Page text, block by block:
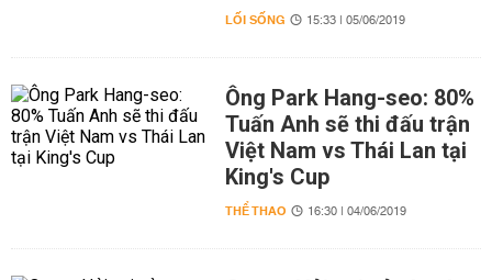
LỐI SỐNG 15:33 | 05/06/2019
Ông Park Hang-seo: 80%
Tuấn Anh sẽ thi đấu trận
Việt Nam vs Thái Lan tại
King's Cup
THỂ THAO 16:30 | 04/06/2019